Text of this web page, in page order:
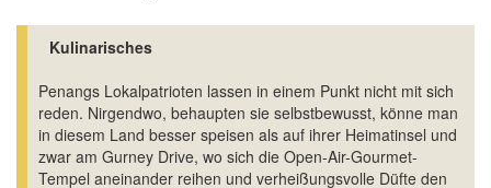
Kulinarisches
Penangs Lokalpatrioten lassen in einem Punkt nicht mit sich
reden. Nirgendwo, behaupten sie selbstbewusst, könne man
in diesem Land besser speisen als auf ihrer Heimatinsel und
zwar am Gurney Drive, wo sich die Open-Air-Gourmet-
Tempel aneinander reihen und verheißungsvolle Düfte den